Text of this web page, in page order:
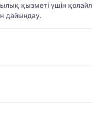
қызметі үшін
дайындау.